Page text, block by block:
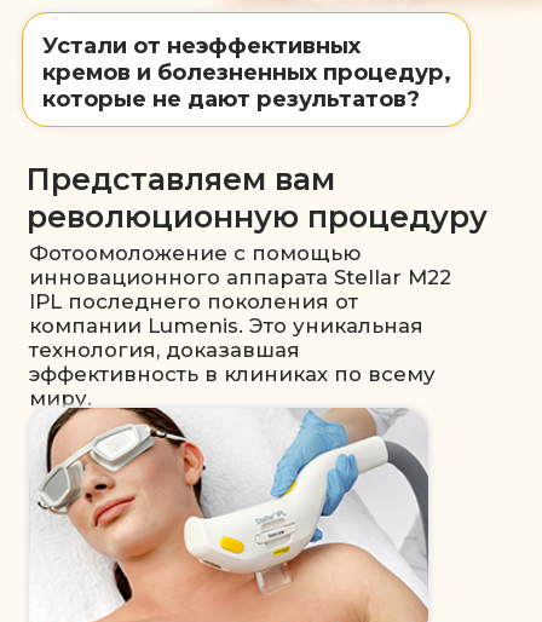
Эффективность метода подтверждена
сотнями успешных процедур и множеством
клинических исследований.
Абсолютная безопасность и адаптация под
любые типы кожи.
Процедура комфортна и практически
безболезненна благодаря технологии
охлаждения.
Мгновенные результаты, которые
усиливаются с каждым последующим
сеансом.
Почему именно
Stellar M22?
Stellar M22также
используется для:
Аппарат Stellar M22 IPL
воздействует на глубокие
слои кожи интенсивным
импульсным светом,
запуская естественные
процессы восстановления.
Это стимулирует производство
коллагена и эластина, устраняет
пигментные пятна, сосудистые
звездочки, акне и расширенные поры.
сияющая кожа, выглядящая на
несколько лет моложе.